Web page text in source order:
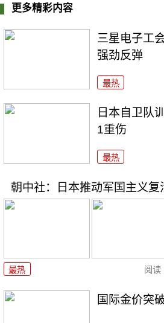
更多精彩内容
三星电子工
强劲反弹
最热
日本自卫队
1重伤
最热
朝中社：日本推动军国主义复
最热 阅读
国际金价突